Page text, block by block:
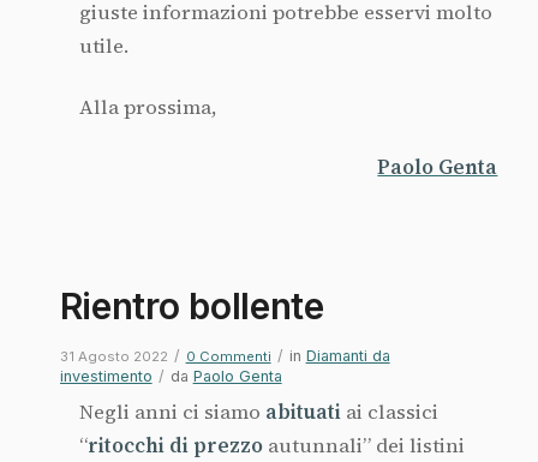
giuste informazioni potrebbe esservi molto
utile.
Alla prossima,
Paolo Genta
Rientro bollente
31 Agosto 2022 / 0 Commenti / in Diamanti da
investimento / da Paolo Genta
Negli anni ci siamo abituatiai classici
“ritocchi di prezzoautunnali” dei listini